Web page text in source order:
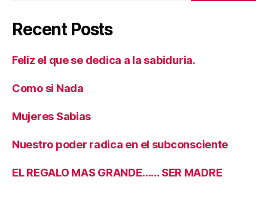
Recent Posts
Feliz el que se dedica a la sabiduria.
Como si Nada
Mujeres Sabias
Nuestro poder radica en el subconsciente
EL REGALO MAS GRANDE…… SER MADRE